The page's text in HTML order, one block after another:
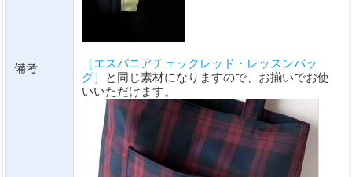
備考
［エスパニアチェックレッド・レッスンバッ
グ］
と同じ素材になりますので、お揃いでお使
いいただけます。